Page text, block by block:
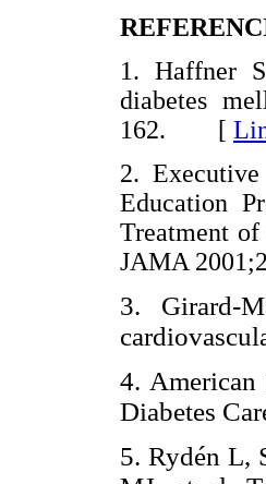
1. Haffner
diabetes
162. [
2.
Education
Treatment
JAMA
3. Girard-
4. American
Diabetes
5. Rydén L,